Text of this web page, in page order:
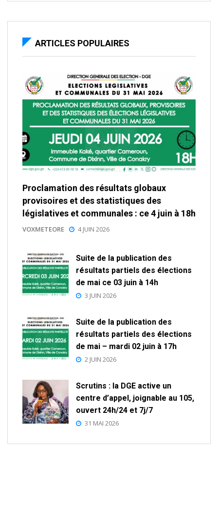
ARTICLES POPULAIRES
Proclamation des résultats globaux
provisoires et des statistiques des
législatives et communales : ce 4 juin à 18h
VOXMETEORE 4 JUIN 2026
Suite de la publication des
résultats partiels des élections
de mai ce 03 juin à 14h
3 JUIN 2026
Suite de la publication des
résultats partiels des élections
de mai – mardi 02 juin à 17h
2 JUIN 2026
Scrutins : la DGE active un
centre d’appel, joignable au 105,
ouvert 24h/24 et 7j/7
31 MAI 2026